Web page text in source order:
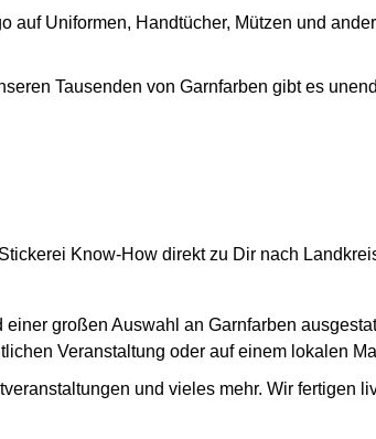
auf Uniformen, Handtücher, Mützen und
Tausenden von Garnfarben gibt es
Know-How direkt zu Dir nach
großen Auswahl an Garnfarben
Veranstaltung oder auf einem lokalen
und vieles mehr. Wir fertigen